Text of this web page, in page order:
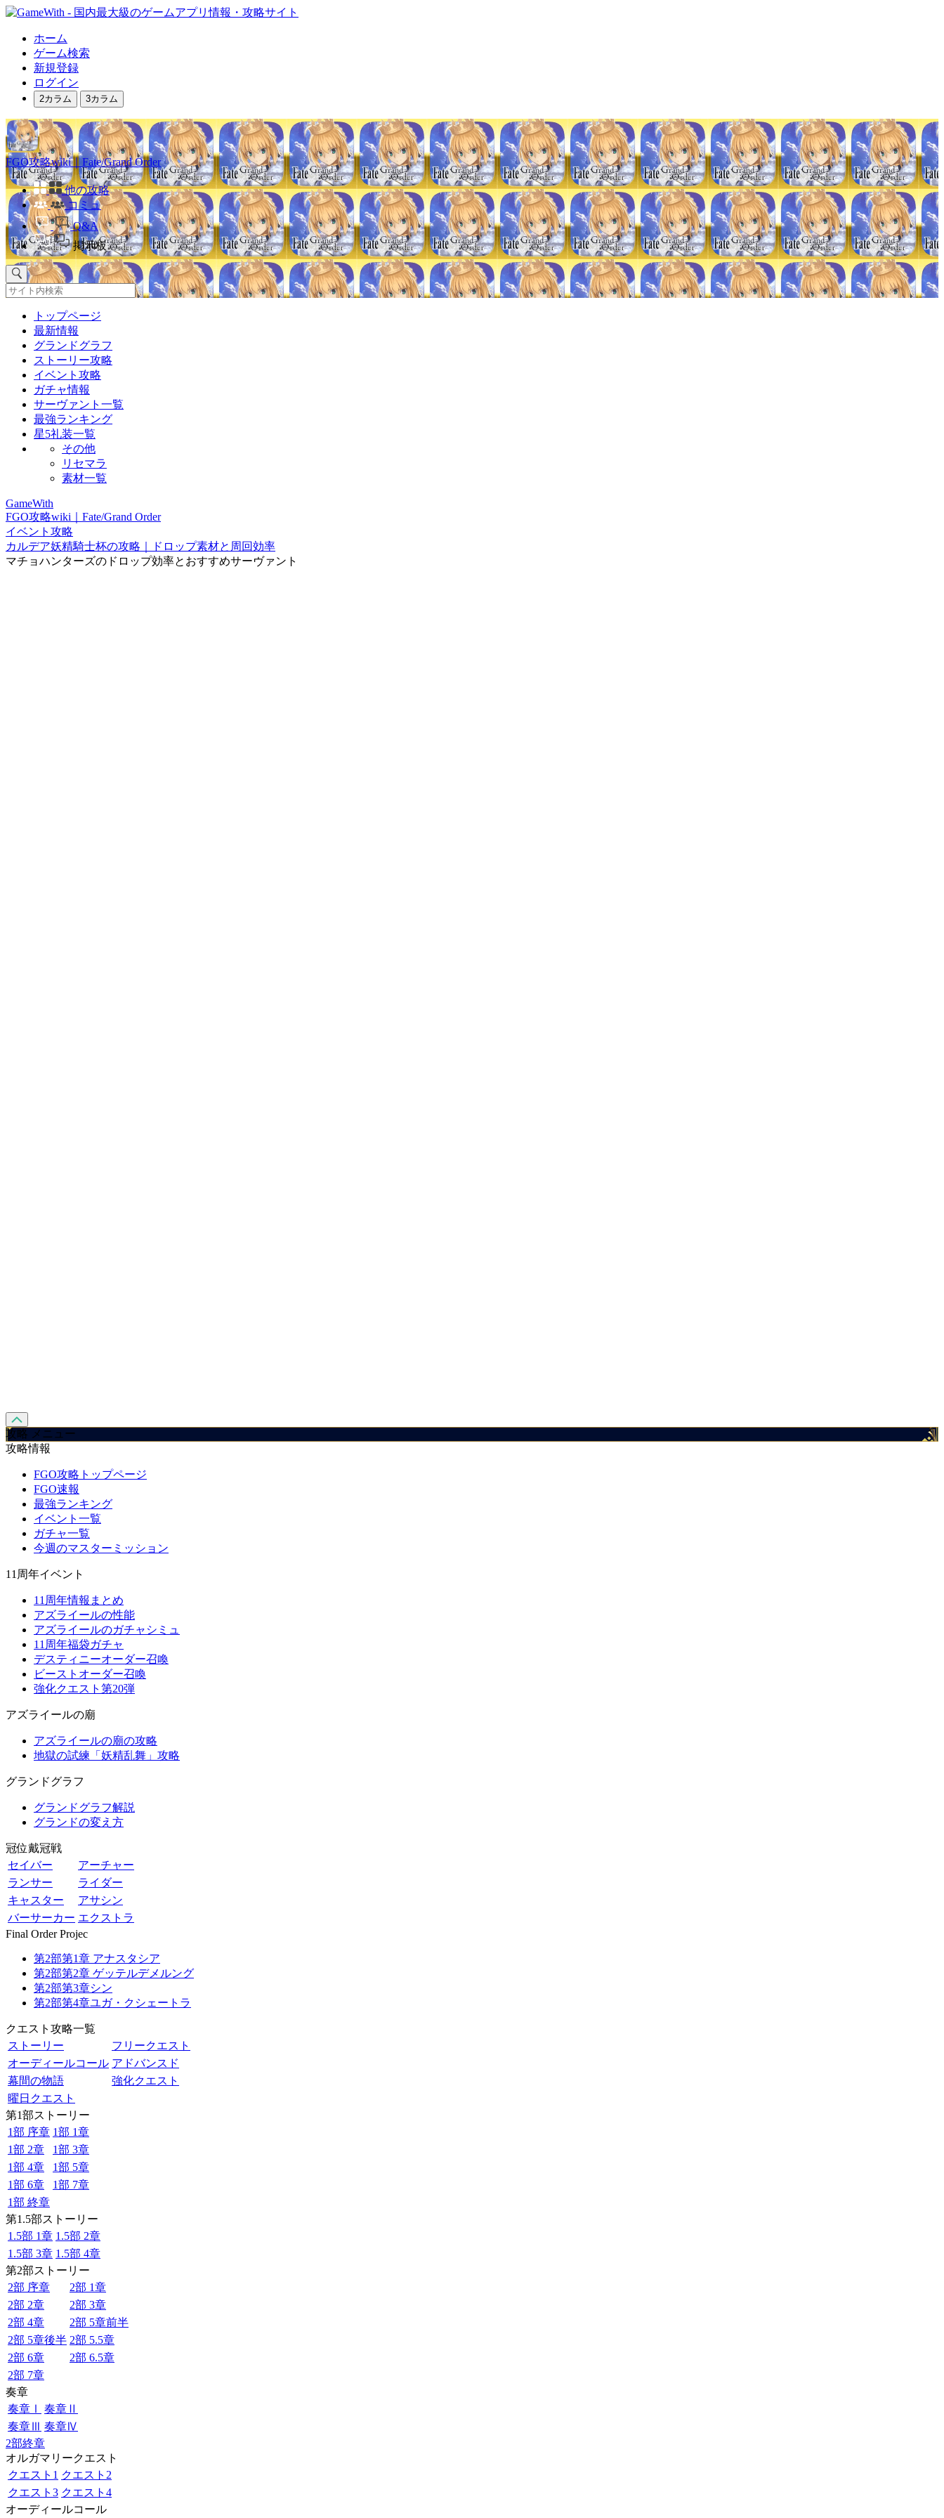
ホーム
ゲーム検索
新規登録
ログイン
2カラム 3カラム
FGO攻略wiki｜Fate/Grand Order
他の攻略
コミュ
Q&A
掲示板
トップページ
最新情報
グランドグラフ
ストーリー攻略
イベント攻略
ガチャ情報
サーヴァント一覧
最強ランキング
星5礼装一覧
その他
リセマラ
素材一覧
GameWith
FGO攻略wiki｜Fate/Grand Order
イベント攻略
カルデア妖精騎士杯の攻略｜ドロップ素材と周回効率
マチョハンターズのドロップ効率とおすすめサーヴァント
攻略 メニュー
攻略情報
FGO攻略トップページ
FGO速報
最強ランキング
イベント一覧
ガチャ一覧
今週のマスターミッション
11周年イベント
11周年情報まとめ
アズライールの性能
アズライールのガチャシミュ
11周年福袋ガチャ
デスティニーオーダー召喚
ビーストオーダー召喚
強化クエスト第20弾
アズライールの廟
アズライールの廟の攻略
地獄の試練「妖精乱舞」攻略
グランドグラフ
グランドグラフ解説
グランドの変え方
冠位戴冠戦
セイバー
アーチャー
ランサー
ライダー
キャスター
アサシン
バーサーカー エクストラ
Final Order Projec
第2部第1章 アナスタシア
第2部第2章 ゲッテルデメルング
第2部第3章シン
第2部第4章ユガ・クシェートラ
クエスト攻略一覧
ストーリー
フリークエスト
オーディールコール アドバンスド
幕間の物語
強化クエスト
曜日クエスト
第1部ストーリー
1部 序章 1部 1章
1部 2章
1部 3章
1部 4章
1部 5章
1部 6章
1部 7章
1部 終章
第1.5部ストーリー
1.5部 1章 1.5部 2章
1.5部 3章 1.5部 4章
第2部ストーリー
2部 序章
2部 1章
2部 2章
2部 3章
2部 4章
2部 5章前半
2部 5章後半 2部 5.5章
2部 6章
2部 6.5章
2部 7章
奏章
奏章Ⅰ
奏章Ⅱ
奏章Ⅲ 奏章Ⅳ
2部終章
オルガマリークエスト
クエスト1 クエスト2
クエスト3 クエスト4
オーディールコール